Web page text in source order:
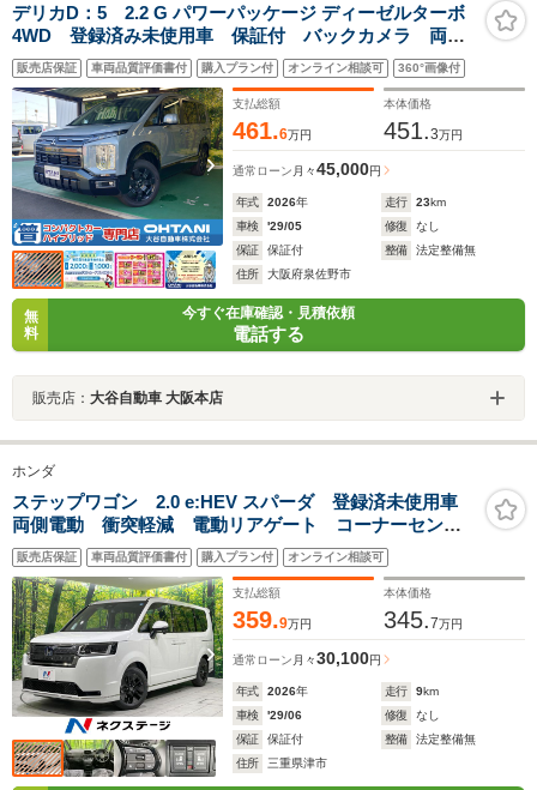
デリカD：5 2.2 G パワーパッケージ ディーゼルターボ
4WD 登録済み未使用車 保証付 バックカメラ 両側
電動スライドドア 電動パーキング リアエアコン シ
ートヒーター コーナーセンサー LEDヘッドライト フォ
グランプ アダプティブクルーズコントロール
販売店保証 車両品質評価書付 購入プラン付 オンライン相談可 360°画像付
支払総額
461.6万円
本体価格
451.3万円
通常ローン 月々45,000円
年式 2026年 走行 23km
車検
'29/05 修復
なし
保証
保証付 整備
法定整備無
住所
大阪府泉佐野市
無
料
今すぐ在庫確認・見積依頼
電話する
販売店： 大谷自動車 大阪本店
ホンダ
ステップワゴン 2.0 e:HEV スパーダ 登録済未使用車
両側電動 衝突軽減 電動リアゲート コーナーセンサ
ー スマートキー LEDヘッド 純正16インチアルミ
車線逸脱警報 オートライト デュアルエアコン リア
エアコン
販売店保証 車両品質評価書付 購入プラン付 オンライン相談可
支払総額
359.9万円
本体価格
345.7万円
通常ローン 月々30,100円
年式 2026年 走行 9km
車検
'29/06 修復
なし
保証
保証付 整備
法定整備無
住所
三重県津市